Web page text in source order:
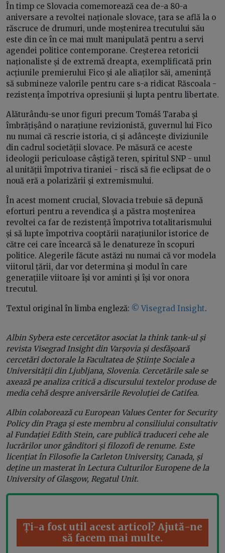
În timp ce Slovacia comemorează cea de-a 80-a
aniversare a revoltei naționale slovace, țara se află la o
răscruce de drumuri, unde moștenirea trecutului său
este din ce în ce mai mult manipulată pentru a servi
agendei politice contemporane. Creșterea retoricii
naționaliste și de extremă dreapta, exemplificată prin
acțiunile premierului Fico și ale aliaților săi, amenință
să submineze valorile pentru care s-a ridicat Răscoala -
rezistența împotriva opresiunii și lupta pentru libertate.
Alăturându-se unor figuri precum Tomáš Taraba și
îmbrățișând o narațiune revizionistă, guvernul lui Fico
nu numai că rescrie istoria, ci și adâncește diviziunile
din cadrul societății slovace. Pe măsură ce aceste
ideologii periculoase câștigă teren, spiritul SNP - unul
al unității împotriva tiraniei - riscă să fie eclipsat de o
nouă eră a polarizării și extremismului.
În acest moment crucial, Slovacia trebuie să depună
eforturi pentru a revendica și a păstra moștenirea
revoltei ca far de rezistență împotriva totalitarismului
și să lupte împotriva cooptării narațiunilor istorice de
către cei care încearcă să le denatureze în scopuri
politice. Alegerile făcute astăzi nu numai că vor modela
viitorul țării, dar vor determina și modul în care
generațiile viitoare își vor aminti și își vor onora
trecutul.
Textul original în limba engleză: © Visegrad Insight.
Albin Sybera este cercetător asociat la think tank-ul și
revista Visegrad Insight din Varșovia și desfășoară
cercetări doctorale la Facultatea de Științe Sociale a
Universității din Ljubljana, Slovenia. Cercetările sale se
axează pe analiza critică a discursului textelor produse de
media cehă despre aniversările Revoluției de Catifea.
Albin colaborează cu European Values Center for Security
Policy din Praga și este membru al consiliului consultativ
al Fundației Edith Stein, care publică traduceri cehe ale
lucrărilor unor gânditori și filozofi de renume. Este
licențiat în Filosofie la Carleton University, Canada, și
deține un masterat în Lectura Culturilor Europene de la
University of Glasgow, Regatul Unit.
Ți-a fost util acest articol? Ajută-ne
să facem mai multe.